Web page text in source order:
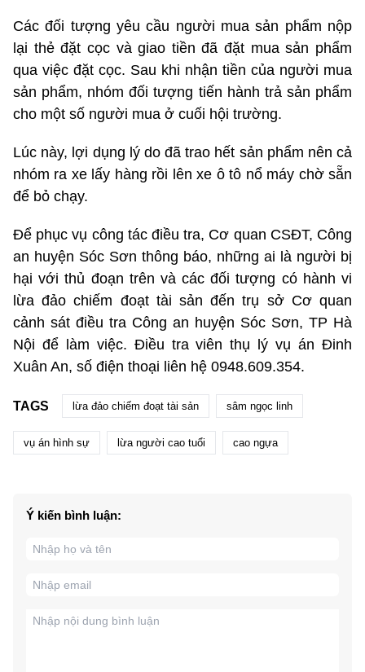
Các đối tượng yêu cầu người mua sản phẩm nộp
lại thẻ đặt cọc và giao tiền đã đặt mua sản phẩm
qua việc đặt cọc. Sau khi nhận tiền của người mua
sản phẩm, nhóm đối tượng tiến hành trả sản phẩm
cho một số người mua ở cuối hội trường.
Lúc này, lợi dụng lý do đã trao hết sản phẩm nên cả
nhóm ra xe lấy hàng rồi lên xe ô tô nổ máy chờ sẵn
để bỏ chạy.
Để phục vụ công tác điều tra, Cơ quan CSĐT, Công
an huyện Sóc Sơn thông báo, những ai là người bị
hại với thủ đoạn trên và các đối tượng có hành vi
lừa đảo chiếm đoạt tài sản đến trụ sở Cơ quan
cảnh sát điều tra Công an huyện Sóc Sơn, TP Hà
Nội để làm việc. Điều tra viên thụ lý vụ án Đinh
Xuân An, số điện thoại liên hệ 0948.609.354.
TAGS lừa đảo chiếm đoạt tài sản sâm ngọc linh
vụ án hình sự lừa người cao tuổi cao ngựa
Ý kiến bình luận: